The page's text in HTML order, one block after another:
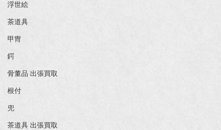
浮世絵
茶道具
甲冑
鍔
骨董品 出張買取
根付
兜
茶道具 出張買取